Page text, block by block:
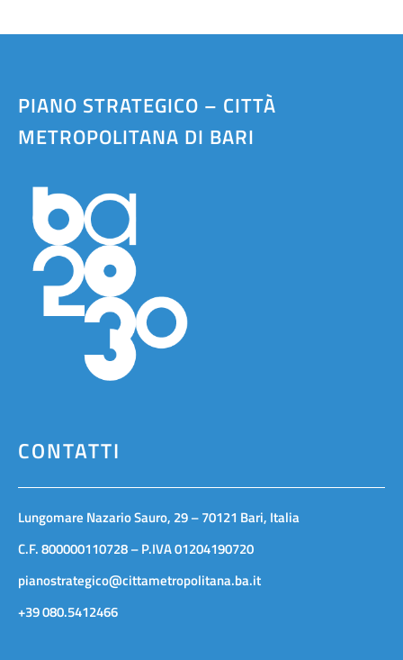
PIANO STRATEGICO – CITTÀ
METROPOLITANA DI BARI
CONTATTI
Lungomare Nazario Sauro, 29 – 70121 Bari, Italia
C.F. 800000110728 – P.IVA 01204190720
pianostrategico@cittametropolitana.ba.it
+39 080.5412466